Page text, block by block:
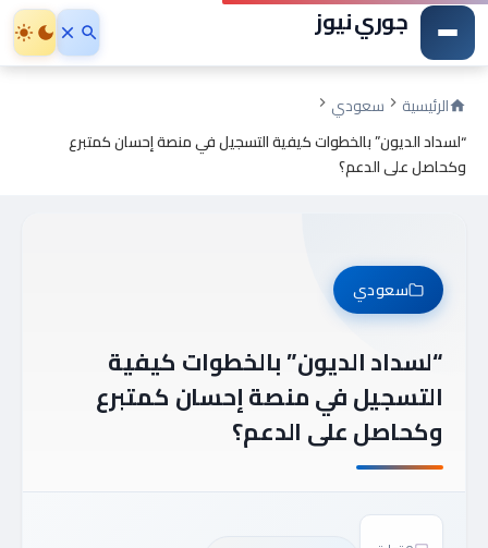
جوري نيوز
الرئيسية
سعودي
“لسداد الديون” بالخطوات كيفية التسجيل في منصة إحسان كمتبرع
وكحاصل على الدعم؟
سعودي
“لسداد الديون” بالخطوات كيفية
التسجيل في منصة إحسان كمتبرع
وكحاصل على الدعم؟